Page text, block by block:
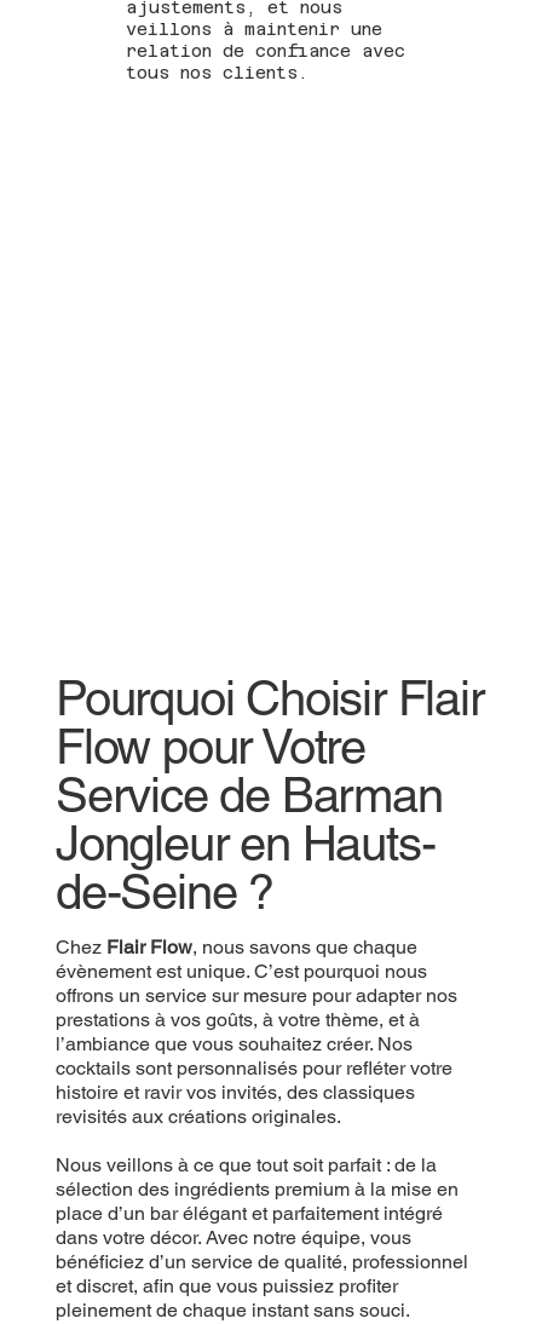
ajustements, et nous
veillons à maintenir une
relation de confiance avec
tous nos clients.
Pourquoi Choisir Flair
Flow pour Votre
Service de Barman
Jongleur en Hauts-
de-Seine ?
Chez Flair Flow, nous savons que chaque
évènement est unique. C’est pourquoi nous
offrons un service sur mesure pour adapter nos
prestations à vos goûts, à votre thème, et à
l’ambiance que vous souhaitez créer. Nos
cocktails sont personnalisés pour refléter votre
histoire et ravir vos invités, des classiques
revisités aux créations originales.
Nous veillons à ce que tout soit parfait : de la
sélection des ingrédients premium à la mise en
place d’un bar élégant et parfaitement intégré
dans votre décor. Avec notre équipe, vous
bénéficiez d’un service de qualité, professionnel
et discret, afin que vous puissiez profiter
pleinement de chaque instant sans souci.